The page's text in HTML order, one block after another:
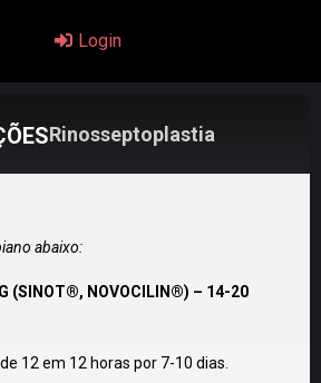
Login
Rinosseptoplastia
abaixo:
(SINOT®, NOVOCILIN®) – 14-20
12 em 12 horas por 7-10 dias.